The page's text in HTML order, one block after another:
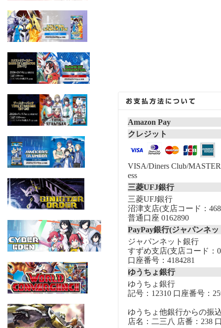
Amazon Pay
クレジット
VISA/Diners Club/
ess
三菱UFJ銀行
三菱UFJ銀行
沼津支店(支店コード：
普通口座 0162890
PayPay銀行(ジャパンネ
ジャパンネット銀行
すずめ支店(支店コード：
口座番号：4184281
ゆうちょ銀行
ゆうちょ銀行
記号：12310 口座番号：
ゆうちょ他銀行からの振
店名：二三八 店番：238